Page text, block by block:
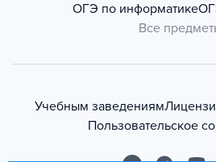
ОГЭ по информатике
Все
Учебным заведениям
Пользовательское